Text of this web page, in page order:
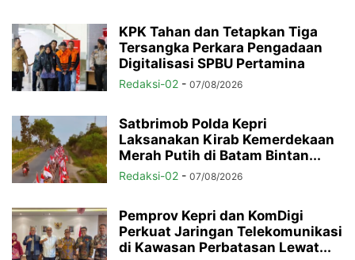
KPK Tahan dan Tetapkan Tiga
Tersangka Perkara Pengadaan
Digitalisasi SPBU Pertamina
Redaksi-02 - 07/08/2026
Satbrimob Polda Kepri
Laksanakan Kirab Kemerdekaan
Merah Putih di Batam Bintan...
Redaksi-02 - 07/08/2026
Pemprov Kepri dan KomDigi
Perkuat Jaringan Telekomunikasi
di Kawasan Perbatasan Lewat...